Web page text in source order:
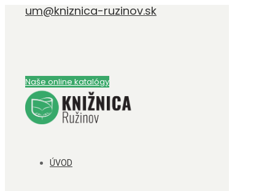
um@kniznica-ruzinov.sk
Naše online katalógy
ÚVOD